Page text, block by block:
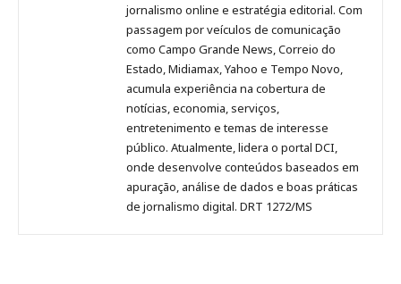
Pinterest
LinkedInInstagram
FacebookMalagolini
jornalismo online e estratégia editorial. Com
passagem por veículos de comunicação
como Campo Grande News, Correio do
Estado, Midiamax, Yahoo e Tempo Novo,
acumula experiência na cobertura de
notícias, economia, serviços,
entretenimento e temas de interesse
público. Atualmente, lidera o portal DCI,
onde desenvolve conteúdos baseados em
apuração, análise de dados e boas práticas
de jornalismo digital. DRT 1272/MS